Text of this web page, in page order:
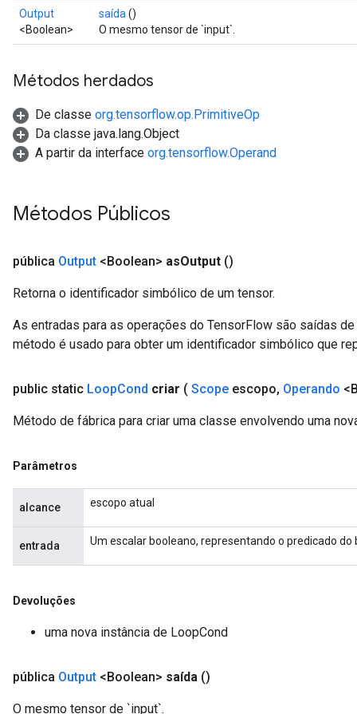
Output
<Boolean>
saída ()
O mesmo tensor de `input`.
Métodos herdados
De classe org.tensorflow.op.PrimitiveOp
Da classe java.lang.Object
A partir da interface org.tensorflow.Operand
Métodos Públicos
pública Output <Boolean> asOutput ()
Retorna o identificador simbólico de um tensor.
As entradas para as operações do TensorFlow são saídas
método é usado para obter um identificador simbólico que
public static LoopCond criar ( Scope escopo, Operando
Método de fábrica para criar uma classe envolvendo uma
Parâmetros
alcance escopo atual
entrada Um escalar booleano, representando o predicado do
Devoluções
uma nova instância de LoopCond
pública Output <Boolean> saída ()
O mesmo tensor de `input`.